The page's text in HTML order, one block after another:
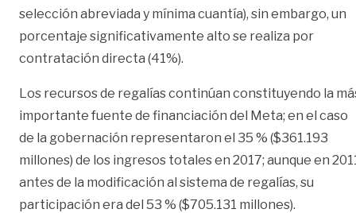
selección abreviada y mínima cuantía), sin embargo, un
porcentaje significativamente alto se realiza por
contratación directa (41%).
Los recursos de regalías continúan constituyendo la
importante fuente de financiación del Meta; en el caso
de la gobernación representaron el 35 % ($361.193
millones) de los ingresos totales en 2017; aunque en
antes de la modificación al sistema de regalías, su
participación era del 53 % ($705.131 millones).